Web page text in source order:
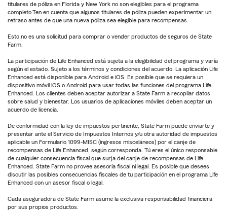
titulares de póliza en Florida y New York no son elegibles para el programa
completo.Ten en cuenta que algunos titulares de póliza pueden experimentar un
retraso antes de que una nueva póliza sea elegible para recompensas.
Esto no es una solicitud para comprar o vender productos de seguros de State
Farm.
La participación de Life Enhanced está sujeta a la elegibilidad del programa y varía
según el estado. Sujeto a los términos y condiciones del acuerdo. La aplicación Life
Enhanced está disponible para Android e iOS. Es posible que se requiera un
dispositivo móvil iOS o Android para usar todas las funciones del programa Life
Enhanced. Los clientes deben aceptar autorizar a State Farm a recopilar datos
sobre salud y bienestar. Los usuarios de aplicaciones móviles deben aceptar un
acuerdo de licencia.
De conformidad con la ley de impuestos pertinente, State Farm puede enviarte y
presentar ante el Servicio de Impuestos Internos y/u otra autoridad de impuestos
aplicable un Formulario 1099-MISC (ingresos misceláneos) por el canje de
recompensas de Life Enhanced, según corresponda. Tú eres el único responsable
de cualquier consecuencia fiscal que surja del canje de recompensas de Life
Enhanced. State Farm no provee asesoría fiscal ni legal. Es posible que desees
discutir las posibles consecuencias fiscales de tu participación en el programa Life
Enhanced con un asesor fiscal o legal.
Cada aseguradora de State Farm asume la exclusiva responsabilidad financiera
por sus propios productos.